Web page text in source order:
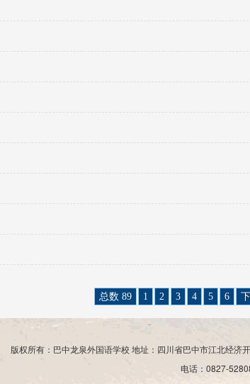
总数 89 1 2 3 4 5 6
版权所有：巴中龙泉外国语学校 地址：四川省巴中市江北经济
电话：0827-